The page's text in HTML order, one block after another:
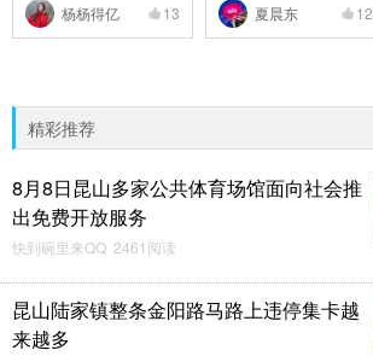
杨杨得亿 13 夏晨东 12
精彩推荐
8月8日昆山多家公共体育场馆面向社会推
出免费开放服务
快到碗里来QQ 2461阅读
昆山陆家镇整条金阳路马路上违停集卡越
来越多